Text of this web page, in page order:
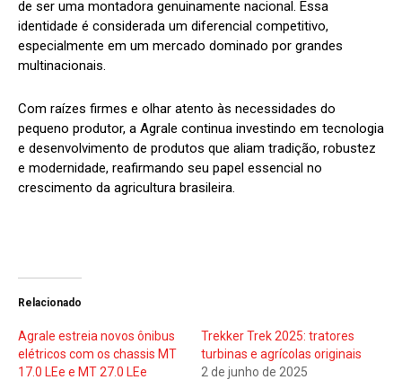
de ser uma montadora genuinamente nacional. Essa
identidade é considerada um diferencial competitivo,
especialmente em um mercado dominado por grandes
multinacionais.
Com raízes firmes e olhar atento às necessidades do
pequeno produtor, a Agrale continua investindo em tecnologia
e desenvolvimento de produtos que aliam tradição, robustez
e modernidade, reafirmando seu papel essencial no
crescimento da agricultura brasileira.
Relacionado
Agrale estreia novos ônibus
elétricos com os chassis MT
17.0 LEe e MT 27.0 LEe
Trekker Trek 2025: tratores
turbinas e agrícolas originais
2 de junho de 2025